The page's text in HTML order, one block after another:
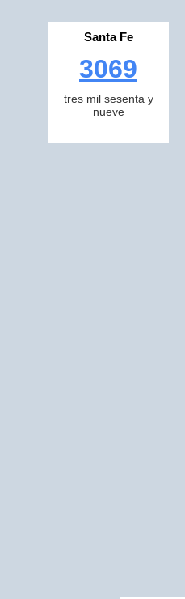
Santa Fe
3069
tres mil sesenta y
nueve